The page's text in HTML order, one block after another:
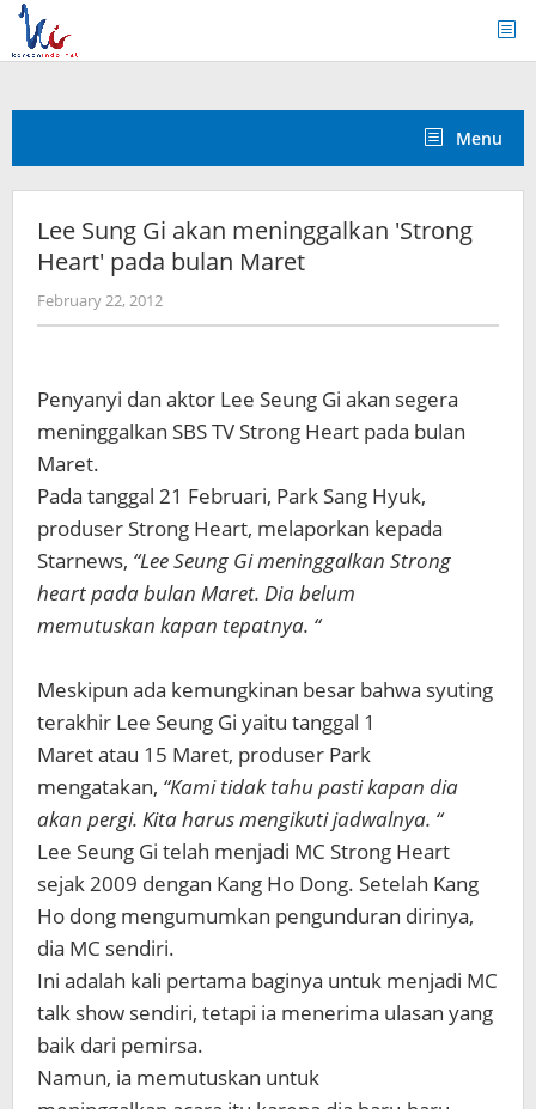
Skip
content
Menu
Lee Sung Gi akan meninggalkan 'Strong
Heart' pada bulan Maret
February 22, 2012by
Koreanindo
Penyanyi dan aktor Lee Seung Gi akan segera
meninggalkan SBS TV Strong Heart pada bulan
Maret.
Pada tanggal 21 Februari, Park Sang Hyuk,
produser Strong Heart, melaporkan kepada
Starnews, “Lee Seung Gi meninggalkan Strong
heart pada bulan Maret. Dia belum
memutuskan kapan tepatnya. “
Meskipun ada kemungkinan besar bahwa syuting
terakhir Lee Seung Gi yaitu tanggal 1
Maret atau 15 Maret, produser Park
mengatakan, “Kami tidak tahu pasti kapan dia
akan pergi. Kita harus mengikuti jadwalnya. “
Lee Seung Gi telah menjadi MC Strong Heart
sejak 2009 dengan Kang Ho Dong. Setelah Kang
Ho dong mengumumkan pengunduran dirinya,
dia MC sendiri.
Ini adalah kali pertama baginya untuk menjadi MC
talk show sendiri, tetapi ia menerima ulasan yang
baik dari pemirsa.
Namun, ia memutuskan untuk